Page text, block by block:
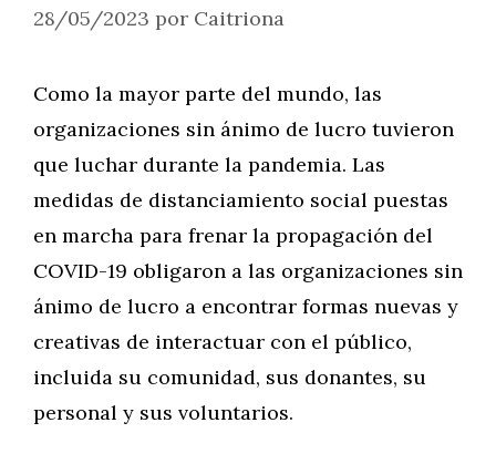
28/05/2023 por Caitriona
Como la mayor parte del mundo, las
organizaciones sin ánimo de lucro tuvieron
que luchar durante la pandemia. Las
medidas de distanciamiento social puestas
en marcha para frenar la propagación del
COVID-19 obligaron a las organizaciones sin
ánimo de lucro a encontrar formas nuevas y
creativas de interactuar con el público,
incluida su comunidad, sus donantes, su
personal y sus voluntarios.